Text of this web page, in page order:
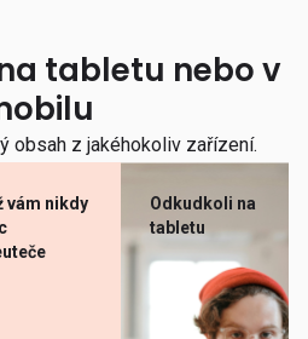
tabletu nebo v
obsah z jakéhokoliv zařízení.
vám nikdy
Odkudkoli na
tabletu